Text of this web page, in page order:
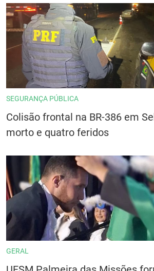
SEGURANÇA PÚBLICA
Colisão frontal na BR-386 em
morto e quatro feridos
GERAL